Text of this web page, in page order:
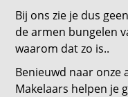
Bij ons zie je dus
de armen bungelen
waarom dat zo is..
Benieuwd naar onze
Makelaars helpen je